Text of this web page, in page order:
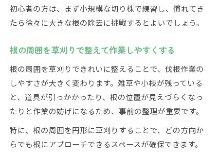
初心者の方は、まず小規模な切り株で練習し、慣れてき
たら徐々に大きな根の除去に挑戦するとよいでしょう。
根の周囲を草刈りで整えて作業しやすくする
根の周囲を草刈りできれいに整えることで、伐根作業の
しやすさが大きく変わります。雑草や小枝が残っている
と、道具が引っかかったり、根の位置が見えづらくなっ
たりと作業の妨げになるため、事前の整理が重要です。
特に、根の周囲を円形に草刈りすることで、どの方向か
らでも根にアプローチできるスペースが確保できます。